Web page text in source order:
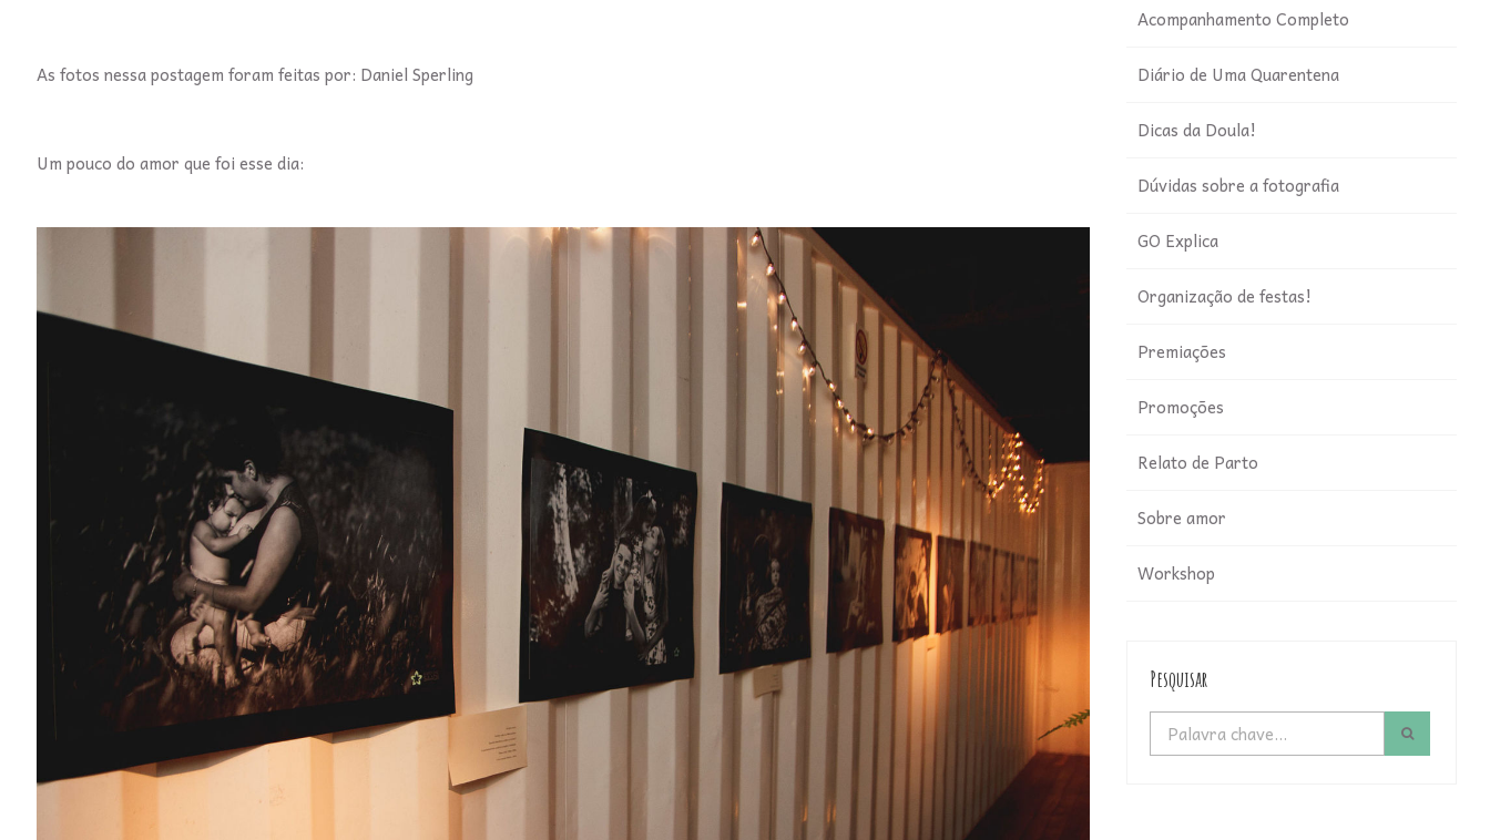
As fotos nessa postagem foram feitas por: Daniel Sperling
Um pouco do amor que foi esse dia:
Acompanhamento Completo
Diário de Uma Quarentena
Dicas da Doula!
Dúvidas sobre a fotografia
GO Explica
Organização de festas!
Premiações
Promoções
Relato de Parto
Sobre amor
Workshop
Pesquisar